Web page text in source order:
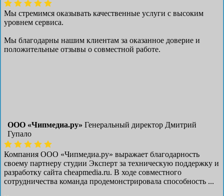
Мы стремимся оказывать качественные услуги с высоким
уровнем сервиса.
Мы благодарны нашим клиентам за оказанное доверие и
положительные отзывы о совместной работе.
ООО «Чипмедиа.ру» Генеральный директор Дмитрий
Гупало
Компания ООО «Чипмедиа.ру» выражает благодарность
своему партнеру студии Эксперт за техническую поддержку и
разработку сайта cheapmedia.ru. В ходе совместного
сотрудничества команда продемонстрировала способность ...